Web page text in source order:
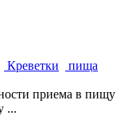
Креветки
пища
приема в пищу
...